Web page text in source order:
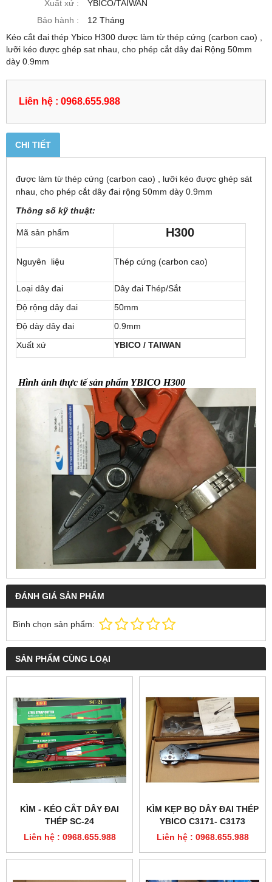
Xuất xứ :
YBICO/TAIWAN
Bảo hành :
12 Tháng
Kéo cắt đai thép Ybico H300 được làm từ thép cứng (carbon cao) ,
lưỡi kéo được ghép sat nhau, cho phép cắt dây đai Rộng 50mm
dày 0.9mm
Liên hệ : 0968.655.988
CHI TIẾT
được làm từ thép cứng (carbon cao) , lưỡi kéo được ghép sát
nhau, cho phép cắt dây đai rộng 50mm dày 0.9mm
Thông số kỹ thuật:
Mã sản phẩm H300
Nguyên liệu Thép cứng (carbon cao)
Loại dây đai
Dây đai Thép/Sắt
Độ rộng dây đai
50mm
Độ dày dây đai
0.9mm
Xuất xứ
YBICO / TAIWAN
Hình ảnh thực tế sản phẩm YBICO H300
ĐÁNH GIÁ SẢN PHẨM
Bình chọn sản phẩm:
SẢN PHẨM CÙNG LOẠI
KÌM - KÉO CẮT DÂY ĐAI
THÉP SC-24
Liên hệ : 0968.655.988
KÌM KẸP BỌ DÂY ĐAI THÉP
YBICO C3171- C3173
Liên hệ : 0968.655.988